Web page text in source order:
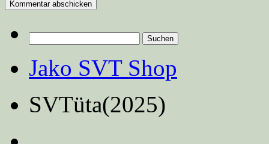
nach:
Jako SVT Shop
SVTüta(2025)